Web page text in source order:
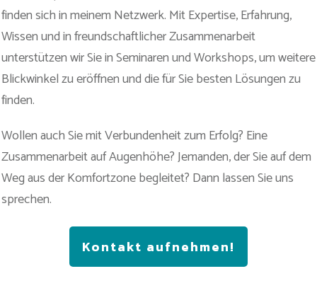
finden sich in meinem Netzwerk. Mit Expertise, Erfahrung,
Wissen und in freundschaftlicher Zusammenarbeit
unterstützen wir Sie in Seminaren und Workshops, um weitere
Blickwinkel zu eröffnen und die für Sie besten Lösungen zu
finden.
Wollen auch Sie mit Verbundenheit zum Erfolg? Eine
Zusammenarbeit auf Augenhöhe? Jemanden, der Sie auf dem
Weg aus der Komfortzone begleitet? Dann lassen Sie uns
sprechen.
Kontakt aufnehmen!